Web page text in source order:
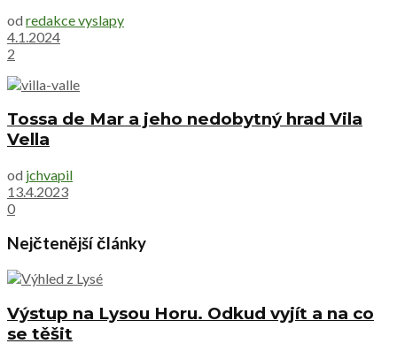
od redakce vyslapy
4.1.2024
2
Tossa de Mar a jeho nedobytný hrad Vila
Vella
od jchvapil
13.4.2023
0
Nejčtenější články
Výstup na Lysou Horu. Odkud vyjít a na co
se těšit